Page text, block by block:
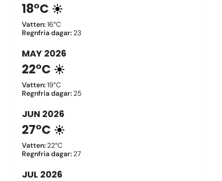
18°C
Vatten:16°C
Regnfria dagar: 23
MAY 2026
22°C
Vatten:19°C
Regnfria dagar: 25
JUN 2026
27°C
Vatten: 22°C
Regnfria dagar: 27
JUL 2026